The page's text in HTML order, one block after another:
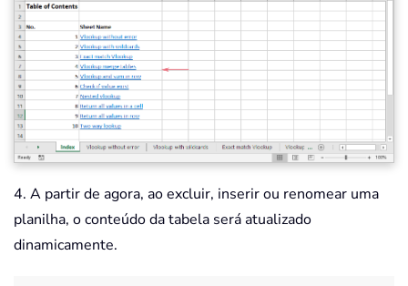
4. A partir de agora, ao excluir, inserir ou renomear uma
planilha, o conteúdo da tabela será atualizado
dinamicamente.